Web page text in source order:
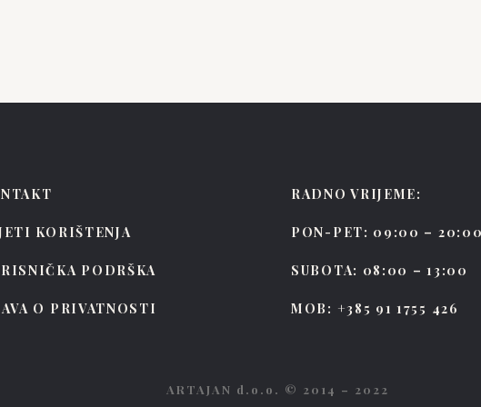
KORIŠTENJA
PODRŠKA
O PRIVATNOSTI
RADNO VRIJEME:
PON-PET: 09:00 –
SUBOTA: 08:00 – 13:00
MOB: +385 91 1755 426
ARTAJAN d.o.o. © 2014 – 2022